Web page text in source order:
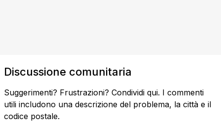
Discussione comunitaria
Suggerimenti? Frustrazioni? Condividi qui. I commenti
utili includono una descrizione del problema, la città e il
codice postale.